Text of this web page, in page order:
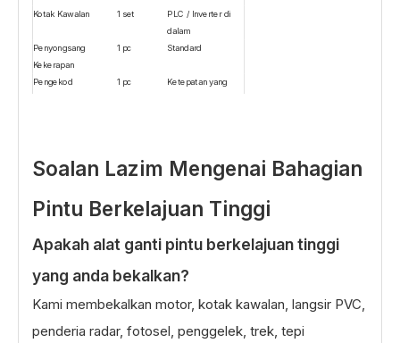
Kotak Kawalan 1 set PLC / Inverter di
dalam
Penyongsang
Kekerapan
1 pc Standard
Pengekod 1 pc
Ketepatan yang
Keselamatan
Wayarles
Meterai Bawah 1 pc
Butang Berhenti
1 pc Standard
Bolt & Pengikat 1 set
Set lengkap
disertakan
Soalan Lazim Mengenai Bahagian
Pintu Berkelajuan Tinggi
Apakah alat ganti pintu berkelajuan tinggi
yang anda bekalkan?
Kami membekalkan motor, kotak kawalan, langsir PVC,
penderia radar, fotosel, penggelek, trek, tepi